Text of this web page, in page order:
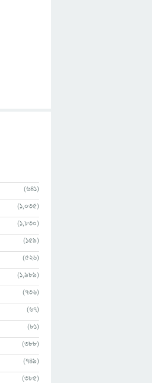
(641)
(1,035)
(1,830)
(159)
(526)
(1,989)
(736)
(67)
(81)
(388)
(749)
(385)